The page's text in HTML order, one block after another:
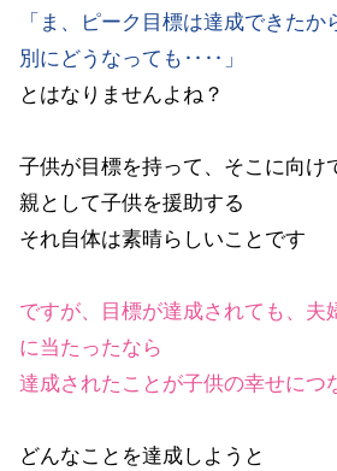
「ま、ピーク目標は達成できた
別にどうなっても‥‥」
とはなりませんよね？
子供が目標を持って、そこに向け
親として子供を援助する
それ自体は素晴らしいことです
ですが、目標が達成されても、夫
に当たったなら
達成されたことが子供の幸せにつ
どんなことを達成しようと